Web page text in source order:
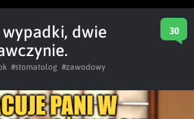
dwie
30
#stomatolog #zawodowy